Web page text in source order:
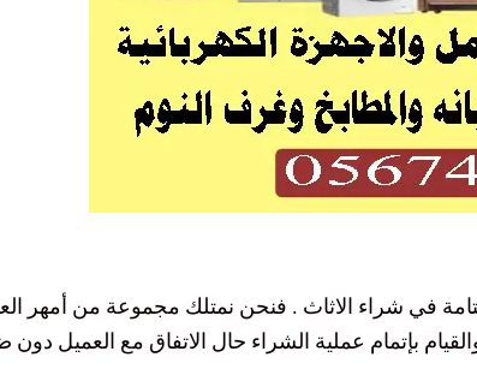
في شراء الاثاث . فنحن نمتلك مجموعة من أمهر
بإتمام عملية الشراء حال الاتفاق مع العميل